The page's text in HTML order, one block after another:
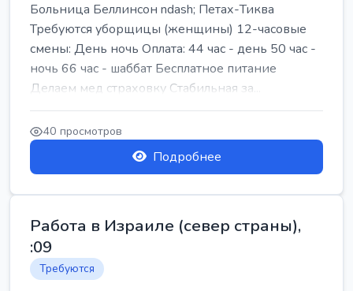
Больница Беллинсон ndash; Петах-Тиква
Требуются уборщицы (женщины) 12-часовые
смены: День ночь Оплата: 44 час - день 50 час -
ночь 66 час - шаббат Бесплатное питание
Делаем мед страховку Стабильная за...
40 просмотров
Подробнее
Работа в Израиле (север страны),
:09
Требуются